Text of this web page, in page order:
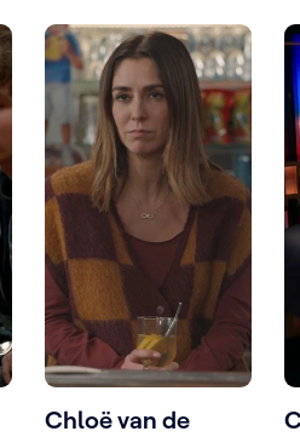
misschien?’
Chloë van de